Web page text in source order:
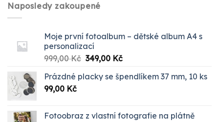
Naposledy zakoupené
Moje první fotoalbum – dětské album A4 s
personalizací
999,00Kč Původní
byla:
349,00 KčAktuální
je:
Prázdné placky se špendlíkem 37 mm, 10 ks
99,00 Kč
Fotoobraz z vlastní fotografie na plátně